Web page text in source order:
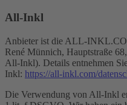
All-Inkl
Anbieter ist die ALL-
René Münnich, Hauptstraße
All-Inkl). Details entnehmen
Inkl: https://all-inkl.com/
Die Verwendung von All-Inkl